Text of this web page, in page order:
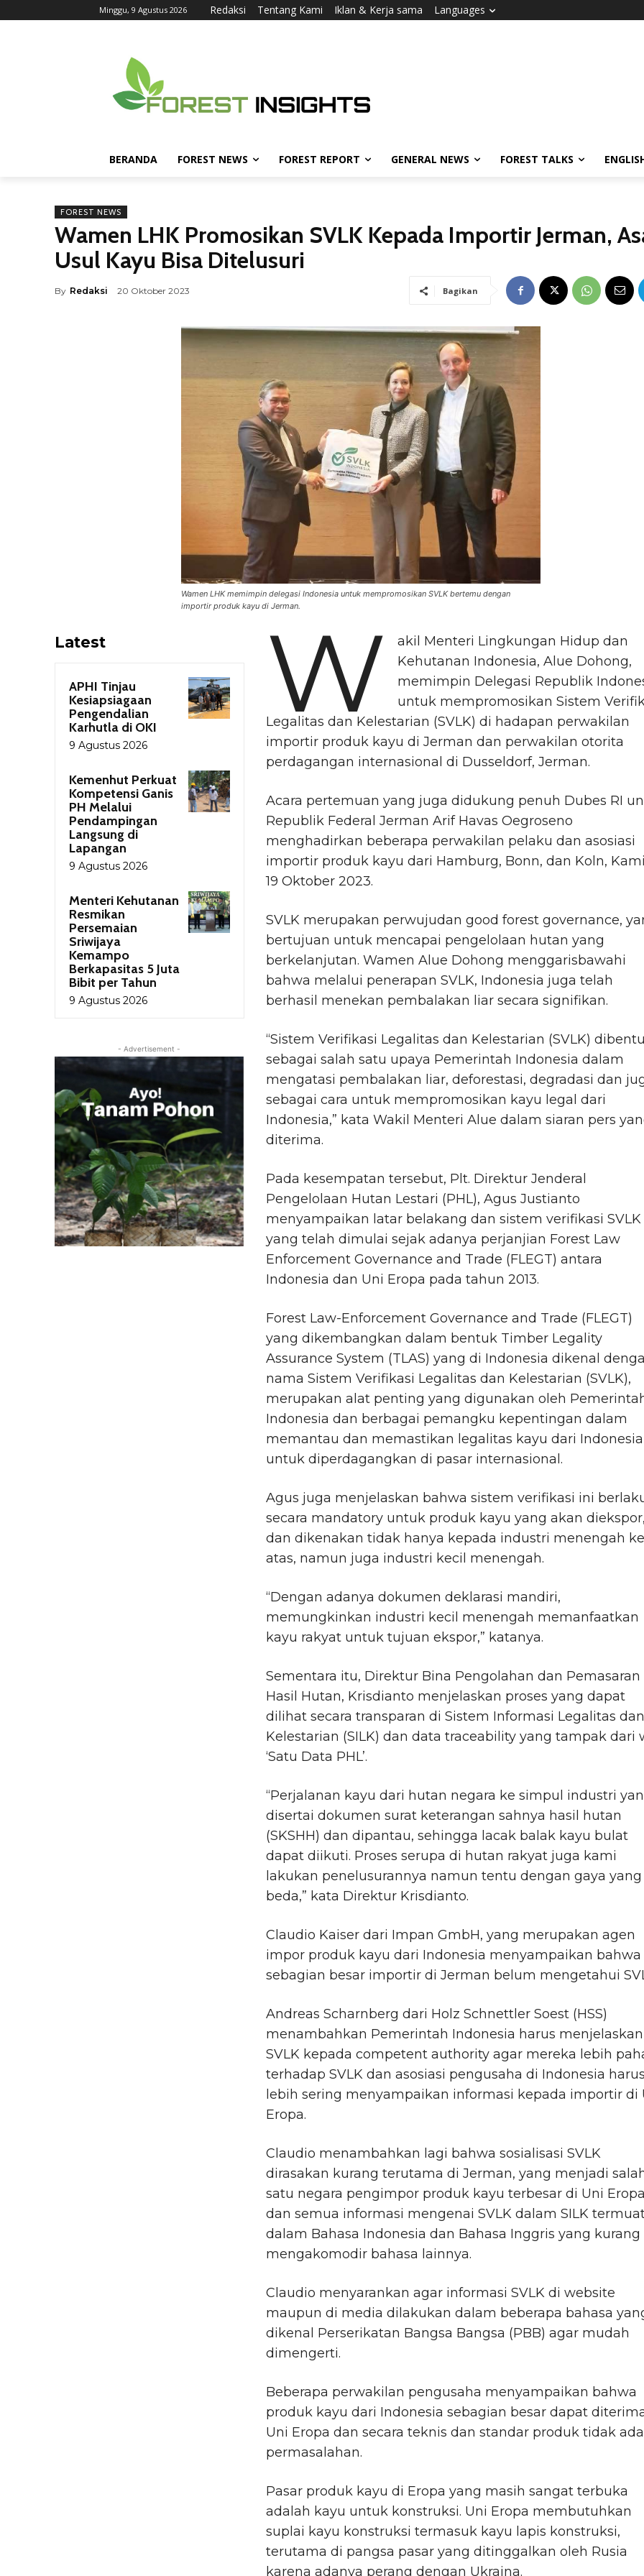
Minggu, 9 Agustus 2026 Redaksi Tentang Kami Iklan & Kerja sama Languages
BERANDA FOREST NEWS FOREST REPORT GENERAL NEWS FOREST TALKS
FOREST NEWS
Wamen LHK Promosikan SVLK Kepada Importir Jerman,
Usul Kayu Bisa Ditelusuri
By Redaksi 20 Oktober 2023 Bagikan
Wamen LHK memimpin delegasi Indonesia untuk mempromosikan SVLK bertemu dengan
importir produk kayu di Jerman.
Latest
APHI Tinjau
Kesiapsiagaan
Pengendalian
Karhutla di OKI
9 Agustus 2026
Kemenhut Perkuat
Kompetensi Ganis
PH Melalui
Pendampingan
Langsung di
Lapangan
9 Agustus 2026
Menteri Kehutanan
Resmikan
Persemaian
Sriwijaya
Kemampo
Berkapasitas 5 Juta
Bibit per Tahun
9 Agustus 2026
- Advertisement -
W
akil Menteri Lingkungan Hidup dan
Kehutanan Indonesia, Alue Dohong,
memimpin Delegasi Republik
untuk mempromosikan Sistem
Legalitas dan Kelestarian (SVLK) di hadapan perwakilan
importir produk kayu di Jerman dan perwakilan otorita
perdagangan internasional di Dusseldorf, Jerman.
Acara pertemuan yang juga didukung penuh Dubes RI
Republik Federal Jerman Arif Havas Oegroseno
menghadirkan beberapa perwakilan pelaku dan asosiasi
importir produk kayu dari Hamburg, Bonn, dan Koln,
19 Oktober 2023.
SVLK merupakan perwujudan good forest governance,
bertujuan untuk mencapai pengelolaan hutan yang
berkelanjutan. Wamen Alue Dohong menggarisbawahi
bahwa melalui penerapan SVLK, Indonesia juga telah
berhasil menekan pembalakan liar secara signifikan.
“Sistem Verifikasi Legalitas dan Kelestarian (SVLK)
sebagai salah satu upaya Pemerintah Indonesia dalam
mengatasi pembalakan liar, deforestasi, degradasi dan
sebagai cara untuk mempromosikan kayu legal dari
Indonesia,” kata Wakil Menteri Alue dalam siaran pers
diterima.
Pada kesempatan tersebut, Plt. Direktur Jenderal
Pengelolaan Hutan Lestari (PHL), Agus Justianto
menyampaikan latar belakang dan sistem verifikasi SVLK
yang telah dimulai sejak adanya perjanjian Forest Law
Enforcement Governance and Trade (FLEGT) antara
Indonesia dan Uni Eropa pada tahun 2013.
Forest Law-Enforcement Governance and Trade (FLEGT)
yang dikembangkan dalam bentuk Timber Legality
Assurance System (TLAS) yang di Indonesia dikenal
nama Sistem Verifikasi Legalitas dan Kelestarian (SVLK),
merupakan alat penting yang digunakan oleh
Indonesia dan berbagai pemangku kepentingan dalam
memantau dan memastikan legalitas kayu dari Indonesia
untuk diperdagangkan di pasar internasional.
Agus juga menjelaskan bahwa sistem verifikasi ini
secara mandatory untuk produk kayu yang akan diekspor,
dan dikenakan tidak hanya kepada industri menengah ke
atas, namun juga industri kecil menengah.
“Dengan adanya dokumen deklarasi mandiri,
memungkinkan industri kecil menengah memanfaatkan
kayu rakyat untuk tujuan ekspor,” katanya.
Sementara itu, Direktur Bina Pengolahan dan Pemasaran
Hasil Hutan, Krisdianto menjelaskan proses yang dapat
dilihat secara transparan di Sistem Informasi Legalitas dan
Kelestarian (SILK) dan data traceability yang tampak dari
‘Satu Data PHL’.
“Perjalanan kayu dari hutan negara ke simpul industri
disertai dokumen surat keterangan sahnya hasil hutan
(SKSHH) dan dipantau, sehingga lacak balak kayu bulat
dapat diikuti. Proses serupa di hutan rakyat juga kami
lakukan penelusurannya namun tentu dengan gaya yang
beda,” kata Direktur Krisdianto.
Claudio Kaiser dari Impan GmbH, yang merupakan agen
impor produk kayu dari Indonesia menyampaikan bahwa
sebagian besar importir di Jerman belum mengetahui
Andreas Scharnberg dari Holz Schnettler Soest (HSS)
menambahkan Pemerintah Indonesia harus menjelaskan
SVLK kepada competent authority agar mereka lebih
terhadap SVLK dan asosiasi pengusaha di Indonesia harus
lebih sering menyampaikan informasi kepada importir di
Eropa.
Claudio menambahkan lagi bahwa sosialisasi SVLK
dirasakan kurang terutama di Jerman, yang menjadi
satu negara pengimpor produk kayu terbesar di Uni
dan semua informasi mengenai SVLK dalam SILK
dalam Bahasa Indonesia dan Bahasa Inggris yang kurang
mengakomodir bahasa lainnya.
Claudio menyarankan agar informasi SVLK di website
maupun di media dilakukan dalam beberapa bahasa
dikenal Perserikatan Bangsa Bangsa (PBB) agar mudah
dimengerti.
Beberapa perwakilan pengusaha menyampaikan bahwa
produk kayu dari Indonesia sebagian besar dapat
Uni Eropa dan secara teknis dan standar produk tidak ada
permasalahan.
Pasar produk kayu di Eropa yang masih sangat terbuka
adalah kayu untuk konstruksi. Uni Eropa membutuhkan
suplai kayu konstruksi termasuk kayu lapis konstruksi,
terutama di pangsa pasar yang ditinggalkan oleh Rusia
karena adanya perang dengan Ukraina.